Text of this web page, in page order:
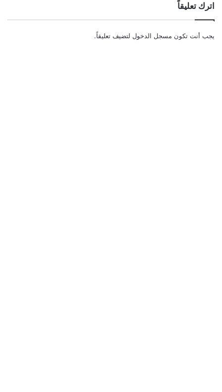
اترك تعليقاً
يجب أنت تكون مسجل الدخول لتضيف تعليقاً.